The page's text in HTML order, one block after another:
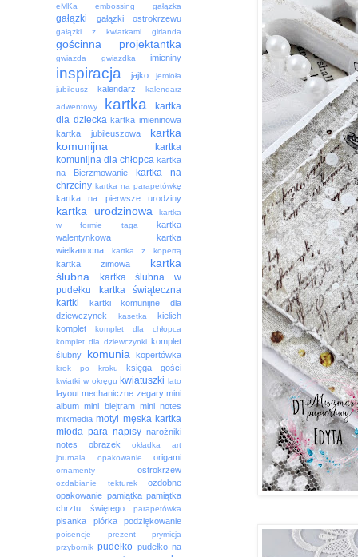
eMKa embossing gałązka
gałązki gałązki ostrokrzewu
gałązki z kwiatkami girlanda
gościnna projektantka
gwiazda gwiazdka imieniny
inspiracja jajko
jemioła
jubileusz
kalendarz
kalendarz
adwentowy
kartka
kartka
dla dziecka kartka imieninowa
kartka jubileuszowa
kartka
komunijna
kartka
komunijna dla chłopca kartka
na Bierzmowanie
kartka na
chrzciny kartka na parapetówkę
kartka na pierwsze urodziny
kartka urodzinowa
kartka
w formie taga
kartka
walentynkowa
kartka
wielkanocna
kartka z kopertą
kartka zimowa
kartka
ślubna
kartka ślubna w
pudełku
kartka świąteczna
kartki
kartki komunijne dla
dziewczynek
kasetka
kielich
komplet
komplet dla chłopca
komplet dla dziewczynki komplet
ślubny
komunia kopertówka
krok po kroku księga gości
kwiatki w okręgu kwiatuszki lato
layout mechaniczne zegary mini
album mini blejtram mini notes
mixmedia motyl męska kartka
młoda para napisy narożniki
notes
obrazek
okładka art
journala
opakowanie origami
ornamenty ostrokrzew
ozdabianie tekturek
ozdobne
opakowanie pamiątka pamiątka
chrztu świętego
parapetówka
pisanka piórka podziękowanie
poisencje prezent
prymicja
przybornik pudełko pudełko na